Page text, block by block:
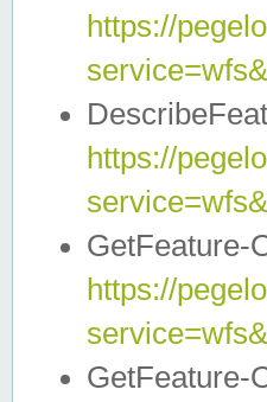
https://
https://
GetFeature-
https://
GetFeature-